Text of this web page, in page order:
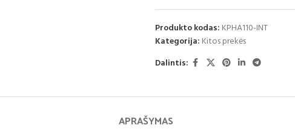
Produkto kodas: KPHA110-INT
Kategorija: Kitos prekės
Dalintis:
APRAŠYMAS